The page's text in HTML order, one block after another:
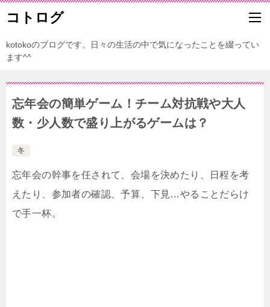
コトログ
kotokoのブログです。日々の生活の中で気になったことを綴ってい
ます^^
忘年会の簡単ゲーム！チーム対抗戦や大人
数・少人数で盛り上がるゲームは？
冬
忘年会の幹事を任されて、会場を決めたり、日程を考
えたり、参加者の確認、予算、下見…やることだらけ
で手一杯。